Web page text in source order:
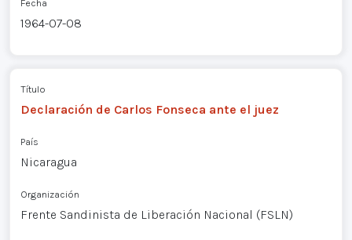
Fecha
1964-07-08
Título
Declaración de Carlos Fonseca ante el juez
País
Nicaragua
Organización
Frente Sandinista de Liberación Nacional (FSLN)